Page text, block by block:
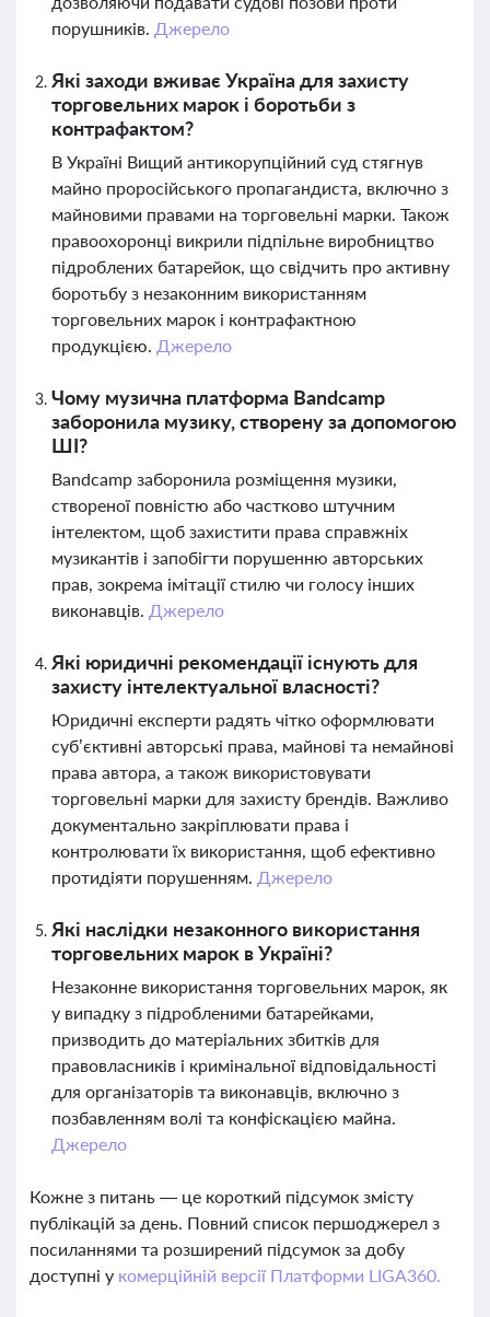
порушників. Джерело
Які заходи вживає Україна для захисту
торговельних марок і боротьби з
контрафактом?
В Україні Вищий антикорупційний суд стягнув
майно проросійського пропагандиста, включно з
майновими правами на торговельні марки. Також
правоохоронці викрили підпільне виробництво
підроблених батарейок, що свідчить про активну
боротьбу з незаконним використанням
торговельних марок і контрафактною
продукцією. Джерело
Чому музична платформа Bandcamp
заборонила музику, створену за допомогою
ШІ?
Bandcamp заборонила розміщення музики,
створеної повністю або частково штучним
інтелектом, щоб захистити права справжніх
музикантів і запобігти порушенню авторських
прав, зокрема імітації стилю чи голосу інших
виконавців. Джерело
Які юридичні рекомендації існують для
захисту інтелектуальної власності?
Юридичні експерти радять чітко оформлювати
суб’єктивні авторські права, майнові та немайнові
права автора, а також використовувати
торговельні марки для захисту брендів. Важливо
документально закріплювати права і
контролювати їх використання, щоб ефективно
протидіяти порушенням. Джерело
Які наслідки незаконного використання
торговельних марок в Україні?
Незаконне використання торговельних марок, як
у випадку з підробленими батарейками,
призводить до матеріальних збитків для
правовласників і кримінальної відповідальності
для організаторів та виконавців, включно з
позбавленням волі та конфіскацією майна.
Джерело
Кожне з питань — це короткий підсумок змісту
публікацій за день. Повний список першоджерел з
посиланнями та розширений підсумок за добу
доступні у комерційній версії Платформи LIGA360.